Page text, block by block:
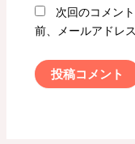
次回のコメン
前、メールアドレ